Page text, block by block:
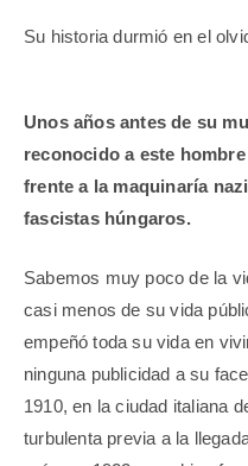
Su historia durmió en el
Unos años antes de su
reconocido a este
frente a la maquinaría
fascistas húngaros.
Sabemos muy poco de la
casi menos de su vida
empeñó toda su vida en
ninguna publicidad a su
1910, en la ciudad italiana
turbulenta previa a la